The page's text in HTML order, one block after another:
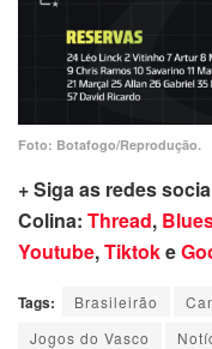
Foto: Botafogo/Reprodução.
+ Siga as redes
Colina: Thread,
Youtube,Tiktoke
Tags: Brasileirão
Jogos do Vasco